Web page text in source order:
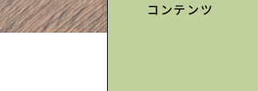
コンテンツ